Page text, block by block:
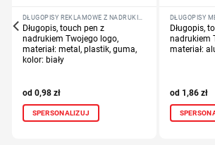
DŁUGOPISY REKLAMOWE Z NADRUKIEM LOGO FIRMY
Długopis, touch pen z
nadrukiem Twojego logo,
materiał: metal, plastik, guma,
kolor: biały
0,98 zł
SPERSONALIZUJ
DŁUGOPISY
Długopis,
nadrukiem
materiał:
1,86 zł